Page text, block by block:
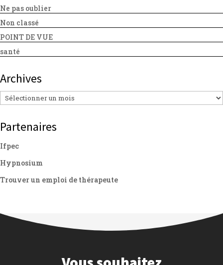
Ne pas oublier
Non classé
POINT DE VUE
santé
Archives
Archives
Partenaires
Ifpec
Hypnosium
Trouver un emploi de thérapeute